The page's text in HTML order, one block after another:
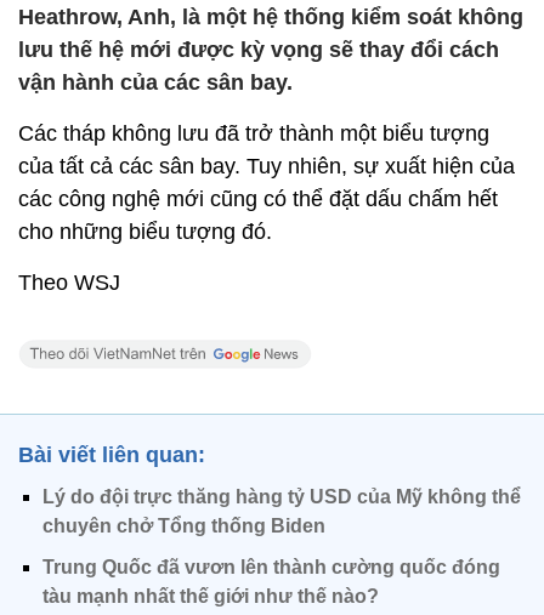
Heathrow, Anh, là một hệ thống kiểm soát không
lưu thế hệ mới được kỳ vọng sẽ thay đổi cách
vận hành của các sân bay.
Các tháp không lưu đã trở thành một biểu tượng
của tất cả các sân bay. Tuy nhiên, sự xuất hiện của
các công nghệ mới cũng có thể đặt dấu chấm hết
cho những biểu tượng đó.
Theo WSJ
Bài viết liên quan:
Lý do đội trực thăng hàng tỷ USD của Mỹ không thể
chuyên chở Tổng thống Biden
Trung Quốc đã vươn lên thành cường quốc đóng
tàu mạnh nhất thế giới như thế nào?